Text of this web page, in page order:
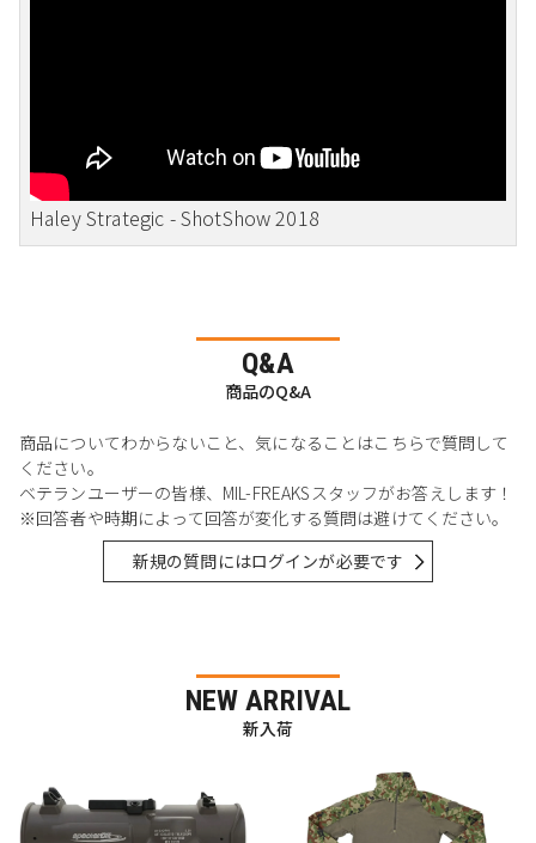
Haley Strategic - ShotShow 2018
Q&A
商品のQ&A
商品についてわからないこと、気になることはこちらで質問して
ください。
ベテランユーザーの皆様、MIL-FREAKSスタッフがお答えします！
※回答者や時期によって回答が変化する質問は避けてください。
新規の質問にはログインが必要です
NEW ARRIVAL
新入荷